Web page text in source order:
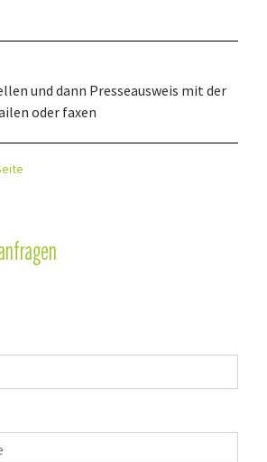
und dann Presseausweis mit der
oder faxen